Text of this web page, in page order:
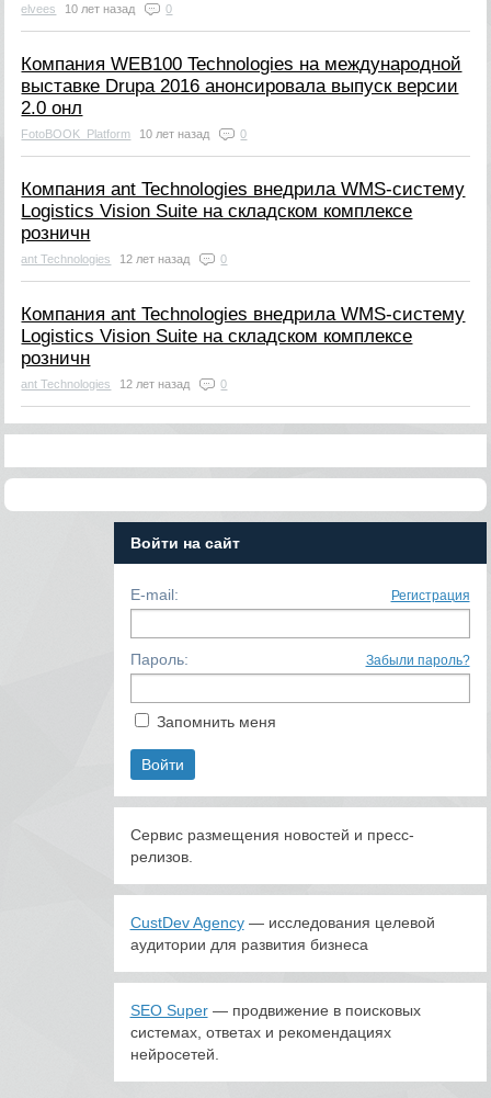
elvees 10 лет назад 0
Компания WEB100 Technologies на международной
выставке Drupa 2016 анонсировала выпуск версии
2.0 онл
FotoBOOK_Platform 10 лет назад 0
Компания ant Technologies внедрила WMS-систему
Logistics Vision Suite на складском комплексе
розничн
ant Technologies 12 лет назад 0
Компания ant Technologies внедрила WMS-систему
Logistics Vision Suite на складском комплексе
розничн
ant Technologies 12 лет назад 0
Войти на сайт
E-mail: Регистрация
Пароль: Забыли пароль?
Запомнить меня
Сервис размещения новостей и пресс-
релизов.
CustDev Agency— исследования целевой
аудитории для развития бизнеса
SEO Super— продвижение в поисковых
системах, ответах и рекомендациях
нейросетей.